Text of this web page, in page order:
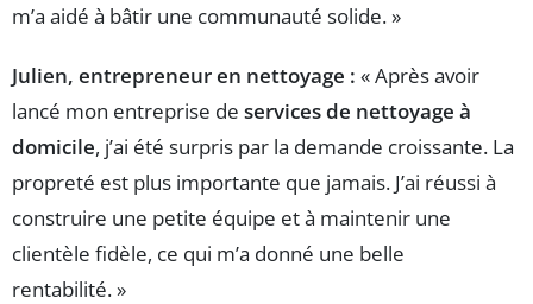
m’a aidé à bâtir une communauté solide. »
Julien, entrepreneur en nettoyage : « Après avoir
lancé mon entreprise de services de nettoyage à
domicile, j’ai été surpris par la demande croissante. La
propreté est plus importante que jamais. J’ai réussi à
construire une petite équipe et à maintenir une
clientèle fidèle, ce qui m’a donné une belle
rentabilité. »